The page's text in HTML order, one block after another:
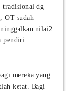
tradisional dg
OT sudah
nilai2
pendiri
mereka yang
ketat. Bagi